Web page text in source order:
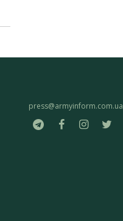
press@armyinform.com.ua